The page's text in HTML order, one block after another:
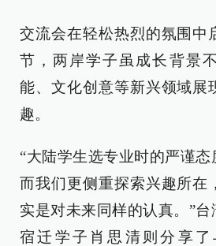
交流会在轻松热烈的氛围中
节，两岸学子虽成长背景
能、文化创意等新兴领域展
趣。
“大陆学生选专业时的严谨态
而我们更侧重探索兴趣所在
实是对未来同样的认真。”台
宿迁学子肖思清则分享